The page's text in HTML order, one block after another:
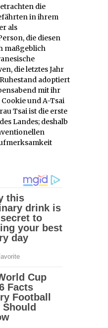
die
in ihrem
als
die diesen
maßgeblich
die letztes Jahr
adoptiert
mit ihr
und A-Tsai
Tsai ist die erste
Landes; deshalb